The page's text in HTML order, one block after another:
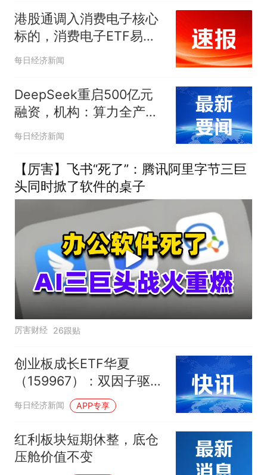
创新高
港股通调入消费电子核心
标的，消费电子ETF易方
达（562950）近三月净
每日经济新闻
DeepSeek重启500亿元
融资，机构：算力全产业
链景气逻辑持续强化
每日经济新闻
【厉害】飞书“死了”：腾讯阿里字节三巨
头同时掀了软件的桌子
厉害财经 26跟贴
创业板成长ETF华夏
（159967）：双因子驱
动，捕捉科技成长主线
每日经济新闻 APP专享
红利板块短期休整，底仓
压舱价值不变